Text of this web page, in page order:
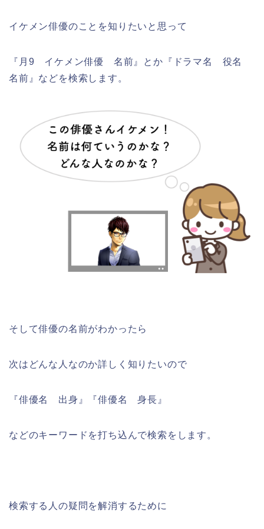
イケメン俳優のことを知りたいと思って
『月9 イケメン俳優 名前』とか『ドラマ名 役名
名前』などを検索します。
そして俳優の名前がわかったら
次はどんな人なのか詳しく知りたいので
『俳優名 出身』『俳優名 身長』
などのキーワードを打ち込んで検索をします。
検索する人の疑問を解消するために